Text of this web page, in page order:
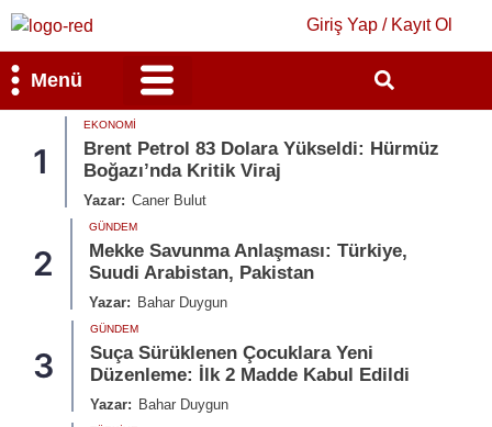
Giriş Yap / Kayıt Ol
Menü
1
EKONOMI
Brent Petrol 83 Dolara Yükseldi: Hürmüz
Boğazı’nda Kritik Viraj
Yazar: Caner Bulut
2
GÜNDEM
Mekke Savunma Anlaşması: Türkiye,
Suudi Arabistan, Pakistan
Yazar: Bahar Duygun
3
GÜNDEM
Suça Sürüklenen Çocuklara Yeni
Düzenleme: İlk 2 Madde Kabul Edildi
Yazar: Bahar Duygun